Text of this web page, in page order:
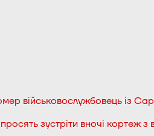
військовослужбовець із
зустріти вночі кортеж